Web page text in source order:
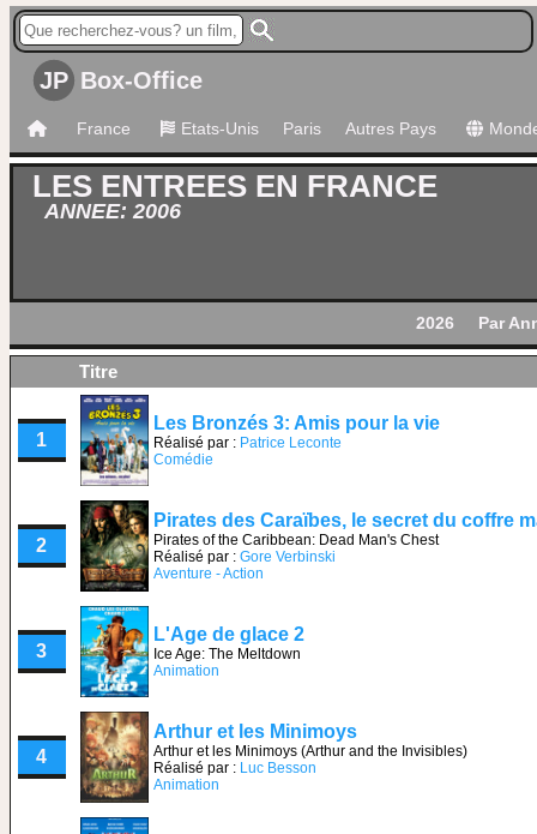
JP Box-Office
France Etats-Unis Paris Autres Pays
LES ENTREES EN FRANCE
ANNEE: 2006
2026 Par
Titre
1
Les Bronzés 3: Amis pour la vie
Réalisé par : Patrice Leconte
Comédie
2
Pirates des Caraïbes, le secret du coffre
Pirates of the Caribbean: Dead Man's Chest
Réalisé par : Gore Verbinski
Aventure - Action
3
L'Age de glace 2
Ice Age: The Meltdown
Animation
4
Arthur et les Minimoys
Arthur et les Minimoys (Arthur and the Invisibles)
Réalisé par : Luc Besson
Animation